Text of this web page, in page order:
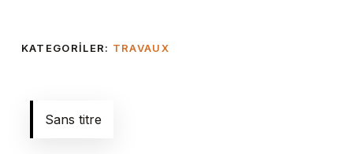
KATEGORILER: TRAVAUX
Sans titre